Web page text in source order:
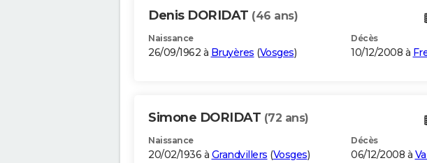
Denis DORIDAT (46 ans)
Naissance
26/09/1962 à Bruyères (Vosges)
Décès
10/12/2008 à
Simone DORIDAT (72 ans)
Naissance
20/02/1936 à Grandvillers (Vosges)
Décès
06/12/2008 à